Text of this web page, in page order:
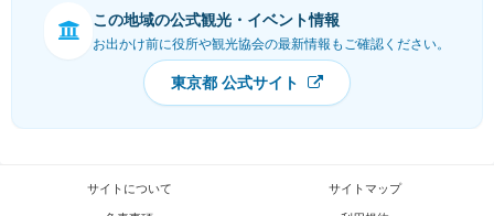
この地域の公式観光・イベント情報
お出かけ前に役所や観光協会の最新情報もご確認ください。
東京都 公式サイト
サイトについて サイトマップ